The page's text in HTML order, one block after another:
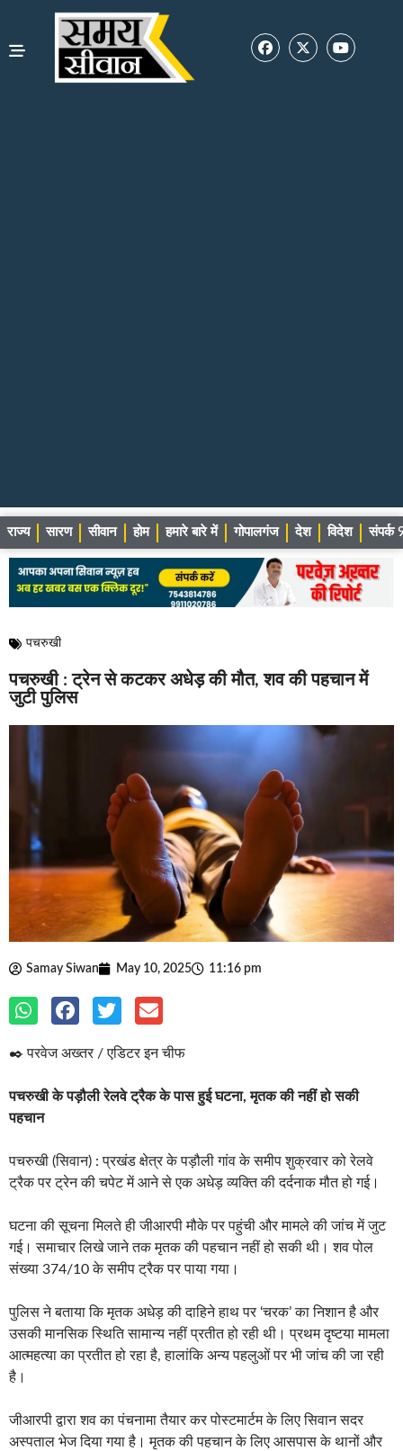
राज्य सारण सीवान होम हमारे बारे में गोपालगंज देश विदेश संपर्क
पचरुखी
पचरुखी : ट्रेन से कटकर अधेड़ की मौत, शव की पहचान में
जुटी पुलिस
Samay Siwan May 10, 2025 11:16 pm
✒️ परवेज अख्तर / एडिटर इन चीफ
पचरुखी के पड़ौली रेलवे ट्रैक के पास हुई घटना, मृतक की नहीं हो सकी
पहचान
पचरुखी (सिवान) : प्रखंड क्षेत्र के पड़ौली गांव के समीप शुक्रवार को रेलवे
ट्रैक पर ट्रेन की चपेट में आने से एक अधेड़ व्यक्ति की दर्दनाक मौत हो गई।
घटना की सूचना मिलते ही जीआरपी मौके पर पहुंची और मामले की जांच में जुट
गई। समाचार लिखे जाने तक मृतक की पहचान नहीं हो सकी थी। शव पोल
संख्या 374/10 के समीप ट्रैक पर पाया गया।
पुलिस ने बताया कि मृतक अधेड़ की दाहिने हाथ पर ‘चरक’ का निशान है और
उसकी मानसिक स्थिति सामान्य नहीं प्रतीत हो रही थी। प्रथम दृष्टया मामला
आत्महत्या का प्रतीत हो रहा है, हालांकि अन्य पहलुओं पर भी जांच की जा रही
है।
जीआरपी द्वारा शव का पंचनामा तैयार कर पोस्टमार्टम के लिए सिवान सदर
अस्पताल भेज दिया गया है। मृतक की पहचान के लिए आसपास के थानों और